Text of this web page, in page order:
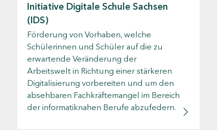
Initiative Digitale Schule Sachsen
(IDS)
Förderung von Vorhaben, welche
Schülerinnen und Schüler auf die zu
erwartende Veränderung der
Arbeitswelt in Richtung einer stärkeren
Digitalisierung vorbereiten und um den
absehbaren Fachkräftemangel im Bereich
der informatiknahen Berufe abzufedern.